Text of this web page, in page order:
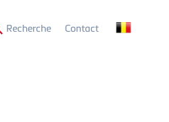
RechercheSecondary
Contact